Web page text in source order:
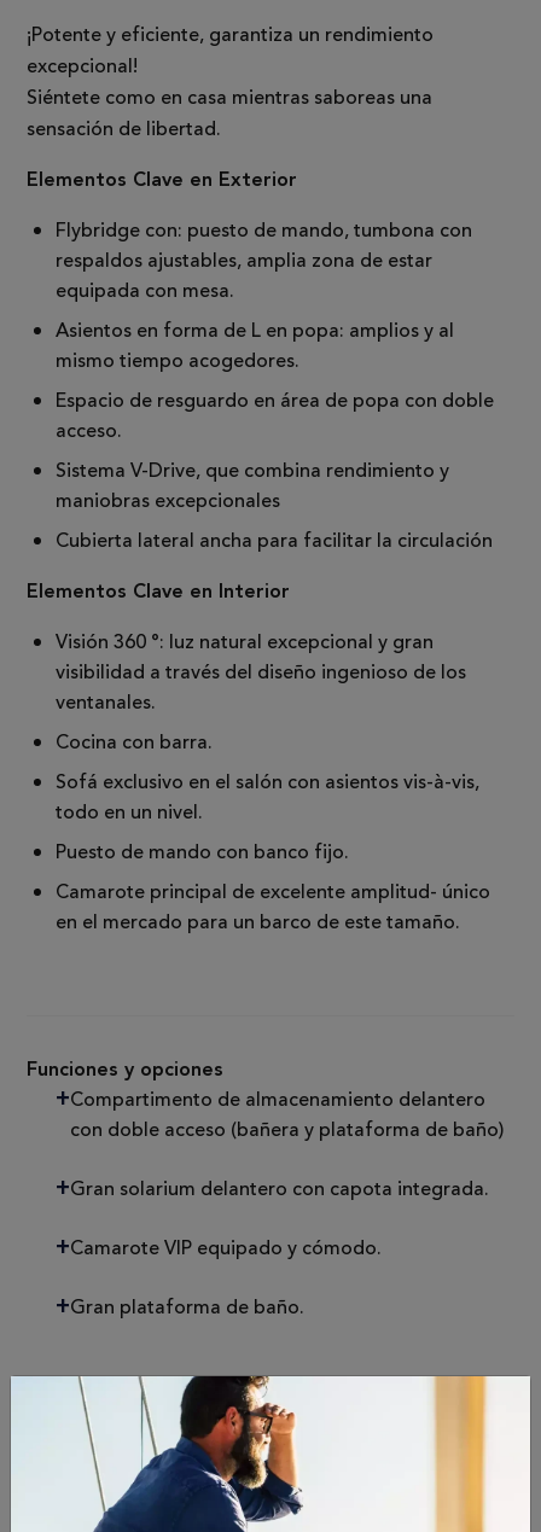
¡Potente y eficiente, garantiza un rendimiento
excepcional!
Siéntete como en casa mientras saboreas una
sensación de libertad.
Elementos Clave en Exterior
Flybridge con: puesto de mando, tumbona con
respaldos ajustables, amplia zona de estar
equipada con mesa.
Asientos en forma de L en popa: amplios y al
mismo tiempo acogedores.
Espacio de resguardo en área de popa con doble
acceso.
Sistema V-Drive, que combina rendimiento y
maniobras excepcionales
Cubierta lateral ancha para facilitar la circulación
Elementos Clave en Interior
Visión 360 ​​°: luz natural excepcional y gran
visibilidad a través del diseño ingenioso de los
ventanales.
Cocina con barra.
Sofá exclusivo en el salón con asientos vis-à-vis,
todo en un nivel.
Puesto de mando con banco fijo.
Camarote principal de excelente amplitud- único
en el mercado para un barco de este tamaño.
Funciones y opciones
Compartimento de almacenamiento delantero
con doble acceso (bañera y plataforma de baño)
Gran solarium delantero con capota integrada.
Camarote VIP equipado y cómodo.
Gran plataforma de baño.
Especificaciones